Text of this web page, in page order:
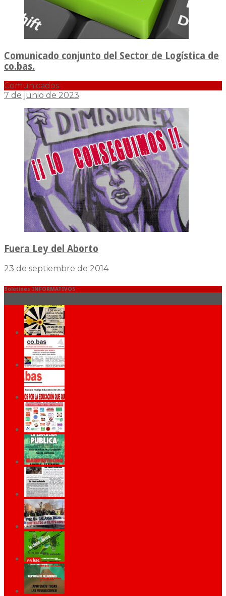
Comunicado conjunto del Sector de Logística de
co.bas.
Comunicados
7 de junio de 2023
Fuera Ley del Aborto
23 de septiembre de 2014
Boletines INFORMATIVOS